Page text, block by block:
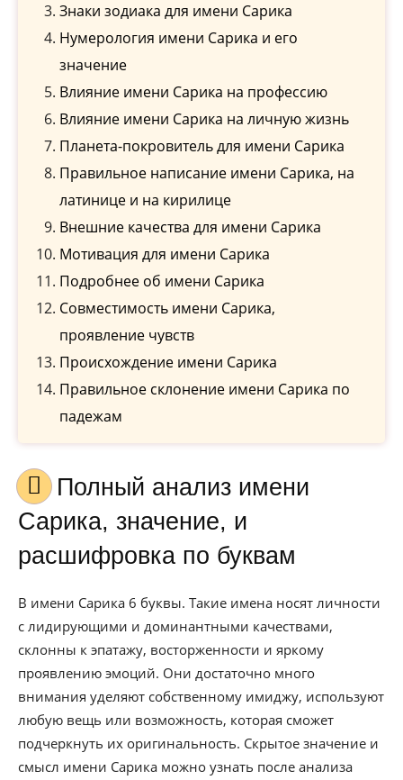
Знаки зодиака для имени Сарика
Нумерология имени Сарика и его
значение
Влияние имени Сарика на профессию
Влияние имени Сарика на личную жизнь
Планета-покровитель для имени Сарика
Правильное написание имени Сарика, на
латинице и на кирилице
Внешние качества для имени Сарика
Мотивация для имени Сарика
Подробнее об имени Сарика
Совместимость имени Сарика,
проявление чувств
Происхождение имени Сарика
Правильное склонение имени Сарика по
падежам
Полный анализ имени
Сарика, значение, и
расшифровка по буквам
В имени Сарика 6 буквы. Такие имена носят личности
с лидирующими и доминантными качествами,
склонны к эпатажу, восторженности и яркому
проявлению эмоций. Они достаточно много
внимания уделяют собственному имиджу, используют
любую вещь или возможность, которая сможет
подчеркнуть их оригинальность. Скрытое значение и
смысл имени Сарика можно узнать после анализа